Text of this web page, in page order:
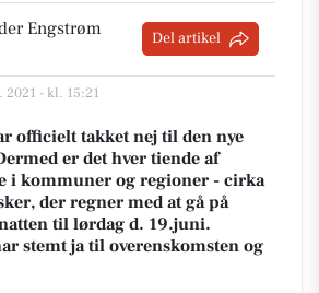
Engstrøm
Del artikel
2021 - kl. 15:21
officielt takket nej til den nye
er det hver tiende af
i kommuner og regioner - cirka
der regner med at gå på
til lørdag d. 19.juni.
stemt ja til overenskomsten og